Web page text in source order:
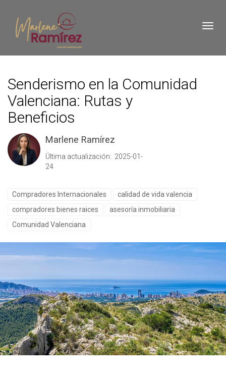
Senderismo en la Comunidad
Valenciana: Rutas y
Beneficios
Marlene Ramírez
Última actualización: 2025-01-
24
Compradores Internacionales
calidad de vida valencia
compradores bienes raices
asesoría inmobiliaria
Comunidad Valenciana